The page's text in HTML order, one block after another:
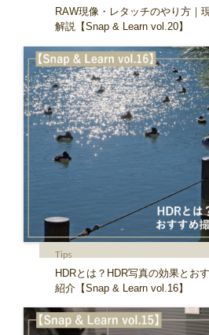
RAW現像・レタッチのやり方｜
解説【Snap & Learn vol.20】
Tips
HDRとは？HDR写真の効果とお
紹介【Snap & Learn vol.16】